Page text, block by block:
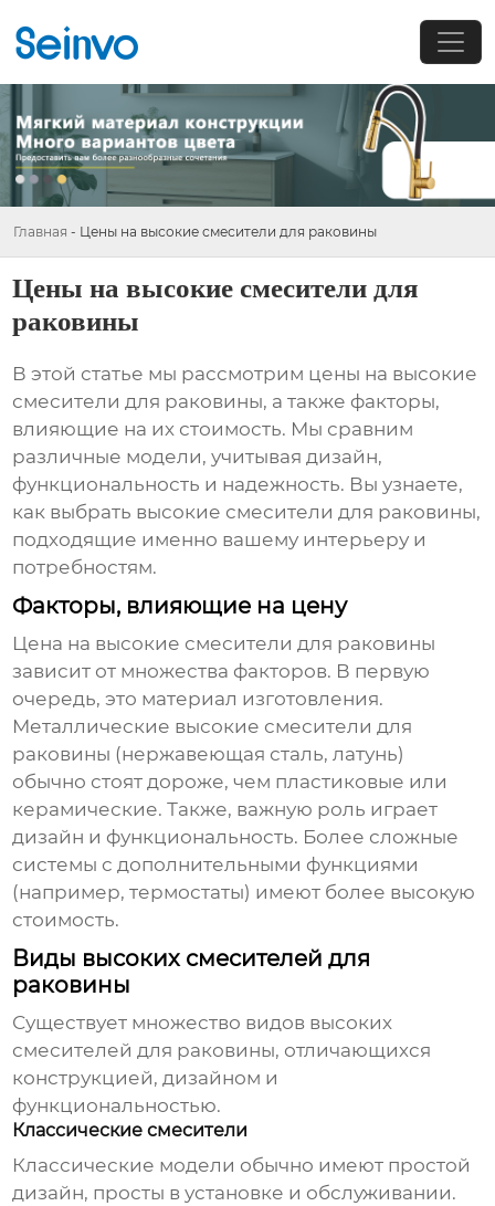
Главная - Цены на высокие смесители для раковины
Цены на высокие смесители для
раковины
В этой статье мы рассмотрим цены на высокие
смесители для раковины, а также факторы,
влияющие на их стоимость. Мы сравним
различные модели, учитывая дизайн,
функциональность и надежность. Вы узнаете,
как выбрать высокие смесители для раковины,
подходящие именно вашему интерьеру и
потребностям.
Факторы, влияющие на цену
Цена на высокие смесители для раковины
зависит от множества факторов. В первую
очередь, это материал изготовления.
Металлические высокие смесители для
раковины (нержавеющая сталь, латунь)
обычно стоят дороже, чем пластиковые или
керамические. Также, важную роль играет
дизайн и функциональность. Более сложные
системы с дополнительными функциями
(например, термостаты) имеют более высокую
стоимость.
Виды высоких смесителей для
раковины
Существует множество видов высоких
смесителей для раковины, отличающихся
конструкцией, дизайном и
функциональностью.
Классические смесители
Классические модели обычно имеют простой
дизайн, просты в установке и обслуживании.